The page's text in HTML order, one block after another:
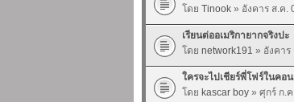
โดย Tinook » อังคาร ส.ค.
เรียนต่ออเมริกายากจริงปะ
โดย network191 » อังคาร
ใครจะไปเชียร์พี่โฟร์ในคอ
โดย kascar boy » ศุกร์ ก.